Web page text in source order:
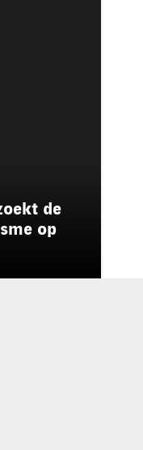
de
op